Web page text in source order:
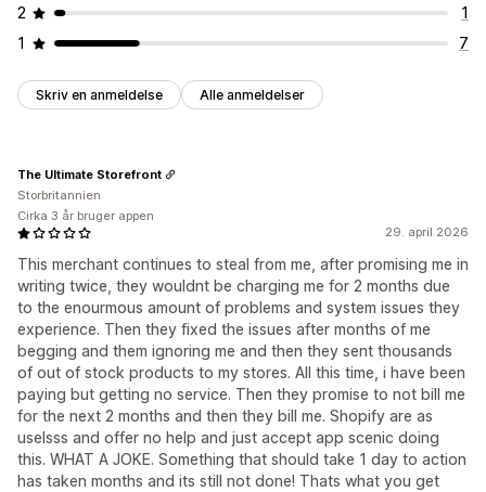
2
1
1
7
Skriv en anmeldelse Alle anmeldelser
29. april 2026
This merchant continues to steal from me, after promising me in
writing twice, they wouldnt be charging me for 2 months due
to the enourmous amount of problems and system issues they
experience. Then they fixed the issues after months of me
begging and them ignoring me and then they sent thousands
of out of stock products to my stores. All this time, i have been
paying but getting no service. Then they promise to not bill me
for the next 2 months and then they bill me. Shopify are as
uselsss and offer no help and just accept app scenic doing
this. WHAT A JOKE. Something that should take 1 day to action
has taken months and its still not done! Thats what you get
The Ultimate Storefront
Storbritannien
Cirka 3 år bruger appen